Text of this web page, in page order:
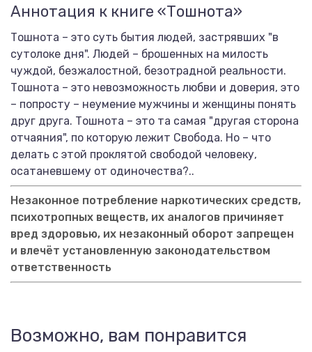
Аннотация к книге «Тошнота»
Тошнота – это суть бытия людей, застрявших "в
сутолоке дня". Людей – брошенных на милость
чуждой, безжалостной, безотрадной реальности.
Тошнота – это невозможность любви и доверия, это
– попросту – неумение мужчины и женщины понять
друг друга. Тошнота – это та самая "другая сторона
отчаяния", по которую лежит Свобода. Но – что
делать с этой проклятой свободой человеку,
осатаневшему от одиночества?..
Незаконное потребление наркотических средств,
психотропных веществ, их аналогов причиняет
вред здоровью, их незаконный оборот запрещен
и влечёт установленную законодательством
ответственность
Возможно, вам понравится